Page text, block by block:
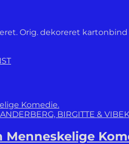
Orig. dekoreret
BIRGITTE &
Menneskelige